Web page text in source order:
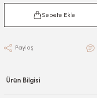
Sepete Ekle
Paylaş
Ürün Bilgisi